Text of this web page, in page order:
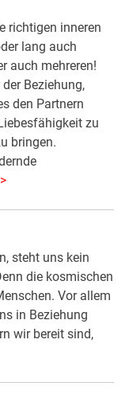
richtigen inneren
lang auch
auch mehreren!
Beziehung,
den Partnern
zu
bringen.
steht uns kein
die kosmischen
Vor allem
in Beziehung
wir bereit sind,